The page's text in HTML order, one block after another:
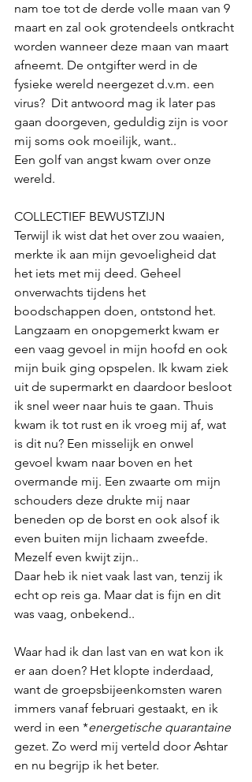
nam toe tot de derde volle maan van 9
maart en zal ook grotendeels ontkracht
worden wanneer deze maan van maart
afneemt. De ontgifter werd in de
fysieke wereld neergezet d.v.m. een
virus?  Dit antwoord mag ik later pas
gaan doorgeven, geduldig zijn is voor
mij soms ook moeilijk, want..
Een golf van angst kwam over onze
wereld.
COLLECTIEF BEWUSTZIJN
Terwijl ik wist dat het over zou waaien,
merkte ik aan mijn gevoeligheid dat
het iets met mij deed. Geheel
onverwachts tijdens het
boodschappen doen, ontstond het.
Langzaam en onopgemerkt kwam er
een vaag gevoel in mijn hoofd en ook
mijn buik ging opspelen. Ik kwam ziek
uit de supermarkt en daardoor besloot
ik snel weer naar huis te gaan. Thuis
kwam ik tot rust en ik vroeg mij af, wat
is dit nu? Een misselijk en onwel
gevoel kwam naar boven en het
overmande mij. Een zwaarte om mijn
schouders deze drukte mij naar
beneden op de borst en ook alsof ik
even buiten mijn lichaam zweefde.
Mezelf even kwijt zijn..
Daar heb ik niet vaak last van, tenzij ik
echt op reis ga. Maar dat is fijn en dit
was vaag, onbekend..
Waar had ik dan last van en wat kon ik
er aan doen? Het klopte inderdaad,
want de groepsbijeenkomsten waren
immers vanaf februari gestaakt, en ik
werd in een *energetische quarantaine
gezet. Zo werd mij verteld door Ashtar
en nu begrijp ik het beter.